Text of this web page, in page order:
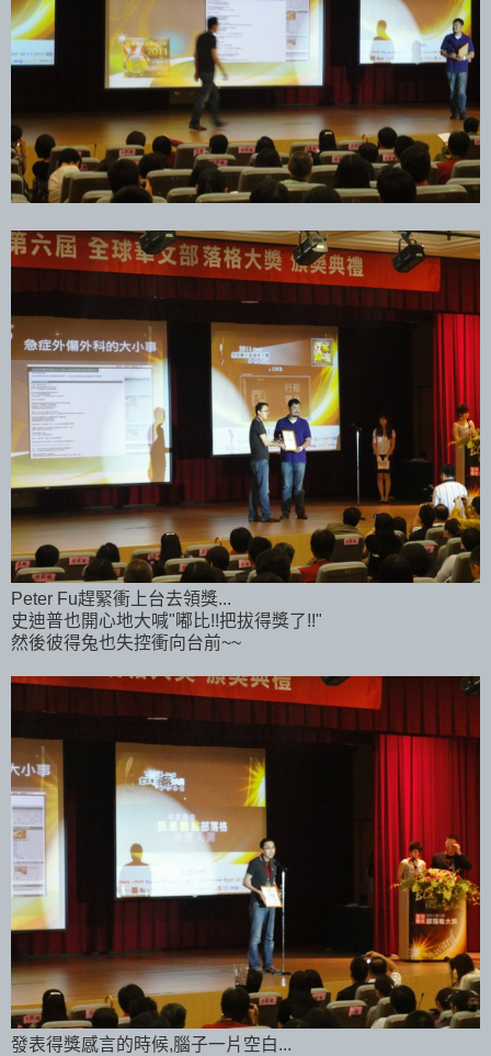
Peter Fu趕緊衝上台去領獎...
史迪普也開心地大喊"嘟比!!把拔得獎了!!"
然後彼得兔也失控衝向台前~~
發表得獎感言的時候,腦子一片空白...